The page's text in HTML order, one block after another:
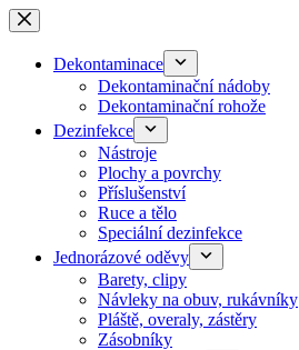
Skip
to
contentDekontaminace
Dekontaminační nádoby
Dekontaminační rohože
Dezinfekce
Nástroje
Plochy a povrchy
Příslušenství
Ruce a tělo
Speciální dezinfekce
Jednorázové oděvy
Barety, clipy
Návleky na obuv, rukávníky
Pláště, overaly, zástěry
Zásobníky